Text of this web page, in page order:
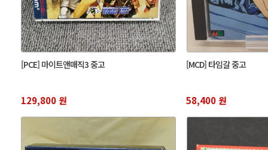
[PCE] 마이트앤매직3 중고
129,800 원
[MCD] 타임갈 중고
58,400 원